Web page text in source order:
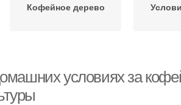
Кофейное дерево
условиях за